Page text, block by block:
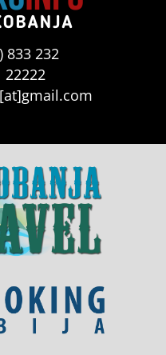
833 232
22222